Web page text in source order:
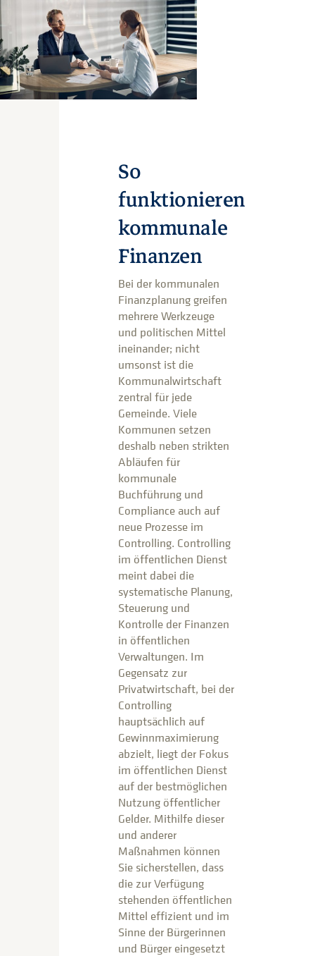
So
funktionieren
kommunale
Finanzen
Bei der kommunalen
Finanzplanung greifen
mehrere Werkzeuge
und politischen Mittel
ineinander; nicht
umsonst ist die
Kommunalwirtschaft
zentral für jede
Gemeinde. Viele
Kommunen setzen
deshalb neben strikten
Abläufen für
kommunale
Buchführung und
Compliance auch auf
neue Prozesse im
Controlling. Controlling
im öffentlichen Dienst
meint dabei die
systematische Planung,
Steuerung und
Kontrolle der Finanzen
in öffentlichen
Verwaltungen. Im
Gegensatz zur
Privatwirtschaft, bei der
Controlling
hauptsächlich auf
Gewinnmaximierung
abzielt, liegt der Fokus
im öffentlichen Dienst
auf der bestmöglichen
Nutzung öffentlicher
Gelder. Mithilfe dieser
und anderer
Maßnahmen können
Sie sicherstellen, dass
die zur Verfügung
stehenden öffentlichen
Mittel effizient und im
Sinne der Bürgerinnen
und Bürger eingesetzt